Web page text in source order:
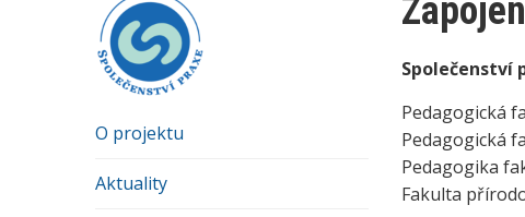
O projektu
Aktuality
Společenství
Pedagogická
Pedagogická
Pedagogika
Fakulta